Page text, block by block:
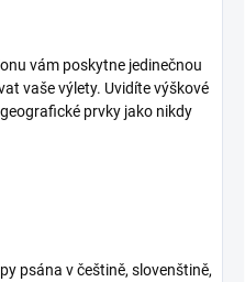
vám poskytne jedinečnou
vaše výlety. Uvidíte výškové
prvky jako nikdy
psána v češtině, slovenštině,